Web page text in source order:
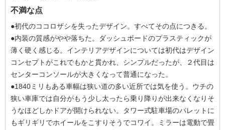
不満な点
●初代のココロザシを失ったデザイン。すべてその点につきる。
●内装の質感がやや落ちた。ダッシュボードのプラスティックが
薄く硬く感じる。インテリアデザインについては初代はデザイン
コンセプトがこれでもかと貫かれ、シンプルだったが、２代目は
センターコンソールが大きくなって普通になった。
●1840ミリもある車幅は狭い道の多い近所では気を使う。ウチの
狭い車庫では自分がもう少し太ったら乗り降りが出来なくなりそ
うなほどしかドアが開けられない。タワー式駐車場のパレットに
もギリギリでホイールをこすりそうでコワイ。ミラーは電動で畳